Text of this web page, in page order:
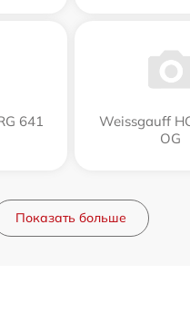
641
Weissgauff
OG
Показать больше